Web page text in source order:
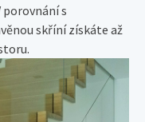
s
skříní získáte až